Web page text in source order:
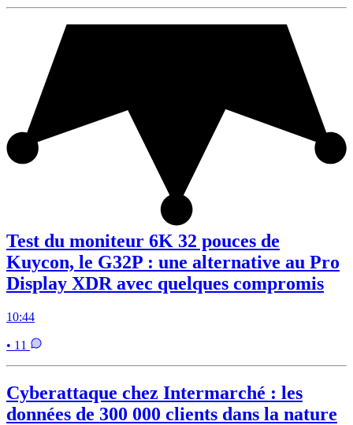
Test du moniteur 6K 32 pouces de
Kuycon, le G32P : une alternative au Pro
Display XDR avec quelques compromis
10:44
• 11
Cyberattaque chez Intermarché : les
données de 300 000 clients dans la nature